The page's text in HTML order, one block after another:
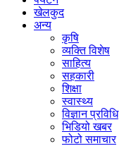
खेलकुद
अन्य
कृषि
व्यक्ति विशेष
साहित्य
सहकारी
शिक्षा
स्वास्थ्य
विज्ञान प्रविधि
भिडियो खबर
फोटो समाचार